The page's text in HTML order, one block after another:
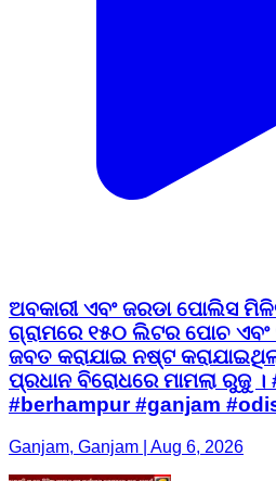
ଅବକାରୀ ଏବଂ ଜରଡା ପୋଲିସ
ଗ୍ରାମରେ ୧୫୦ ଲିଟର ପୋଚ
ଜବତ କରାଯାଇ ନଷ୍ଟ
ପ୍ରଧାନ ବିରୋଧରେ ମାମଲା ରୁଜୁ
#berhampur #ganjam
Ganjam, Ganjam | Aug 6, 2026